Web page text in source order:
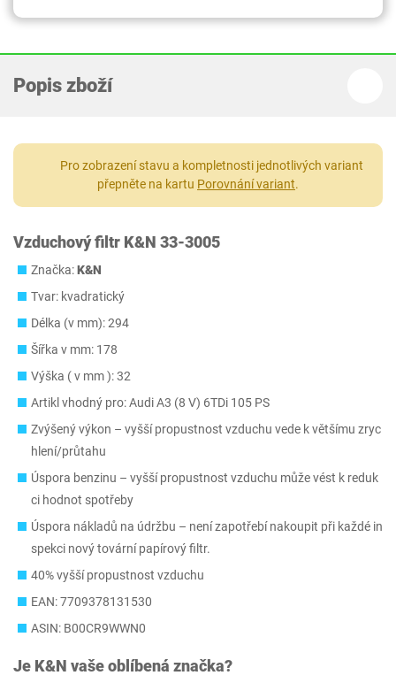
Popis zboží
Pro zobrazení stavu a kompletnosti jednotlivých variant
přepněte na kartu Porovnání variant.
Vzduchový filtr K&N 33-3005
Značka:K&N
Tvar: kvadratický
Délka (v mm): 294
Šířka v mm: 178
Výška ( v mm ): 32
Artikl vhodný pro: Audi A3 (8 V) 6TDi 105 PS
Zvýšený výkon – vyšší propustnost vzduchu vede k většímu zryc
hlení/průtahu
Úspora benzinu – vyšší propustnost vzduchu může vést k reduk
ci hodnot spotřeby
Úspora nákladů na údržbu – není zapotřebí nakoupit při každé in
spekci nový tovární papírový filtr.
40% vyšší propustnost vzduchu
EAN: 7709378131530
ASIN: B00CR9WWN0
Je K&N vaše oblíbená značka?